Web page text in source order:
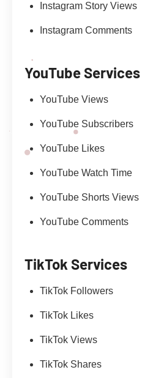
Instagram Story Views
Instagram Comments
YouTube Services
YouTube Views
YouTube Subscribers
YouTube Likes
YouTube Watch Time
YouTube Shorts Views
YouTube Comments
TikTok Services
TikTok Followers
TikTok Likes
TikTok Views
TikTok Shares